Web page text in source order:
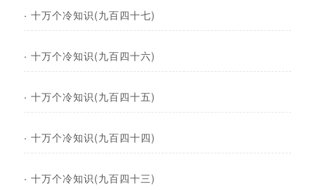
· 十万个冷知识(九百四十七)
· 十万个冷知识(九百四十六)
· 十万个冷知识(九百四十五)
· 十万个冷知识(九百四十四)
· 十万个冷知识(九百四十三)